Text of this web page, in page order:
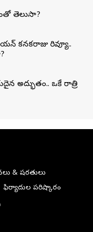
తెలుసా?
కనకరాజు రివ్యూ..
అద్భుతం.. ఒకే రాత్రి
& షరతులు
ఫిర్యాదుల పరిష్కారం